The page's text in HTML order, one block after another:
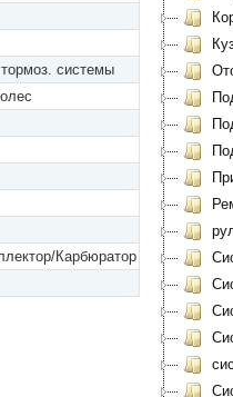
тормоз. системы
Карбюратор